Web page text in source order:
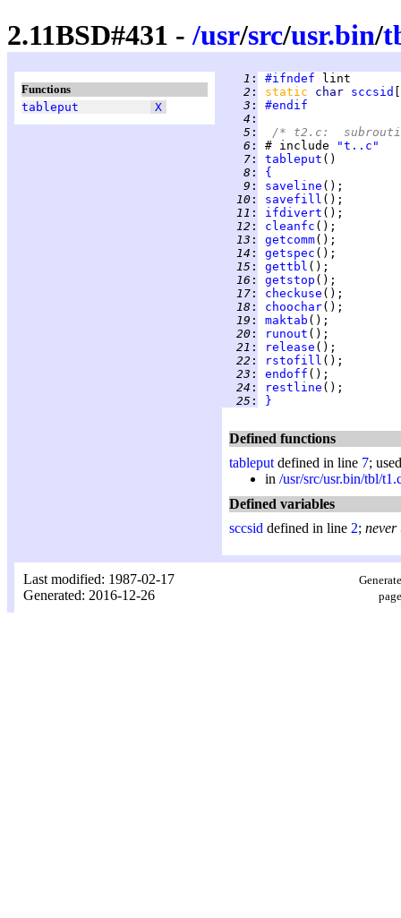
2.11BSD#431 -/usr/src/usr.bin/
Functions
tableput
X
   1
: #ifndef
   2
: static char sccsid
   3
:
#endif
   4
:
   5
:
/* t2.c:
   6
: # include
"t..c"
   7
: tableput
   8
:
{
   9
: saveline
  10
: savefill
  11
: ifdivert
  12
: cleanfc
  13
: getcomm
  14
: getspec
  15
: gettbl
  16
: getstop
  17
: checkuse
  18
: choochar
  19
: maktab
  20
: runout
  21
: release
  22
: rstofill
  23
: endoff
  24
: restline
  25
: }
Defined functions
tableput defined in line 7;
in /usr/src/usr.bin/tbl/
Defined variables
sccsid defined in line 2; never
Last modified: 1987-02-17
Generated: 2016-12-26